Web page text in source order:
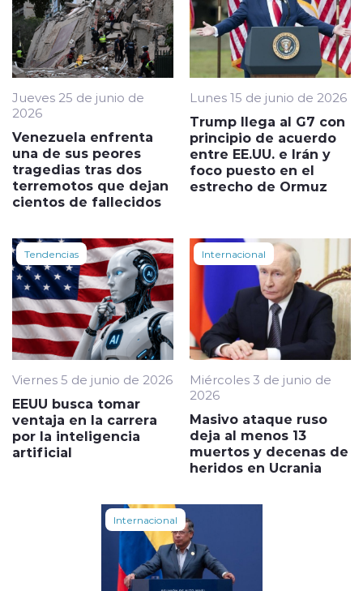
Jueves 25 de junio de
2026
Venezuela enfrenta
una de sus peores
tragedias tras dos
terremotos que dejan
cientos de fallecidos
Lunes 15 de junio de 2026
Trump llega al G7 con
principio de acuerdo
entre EE.UU. e Irán y
foco puesto en el
estrecho de Ormuz
Tendencias
Viernes 5 de junio de 2026
EEUU busca tomar
ventaja en la carrera
por la inteligencia
artificial
Internacional
Miércoles 3 de junio de
2026
Masivo ataque ruso
deja al menos 13
muertos y decenas de
heridos en Ucrania
Internacional